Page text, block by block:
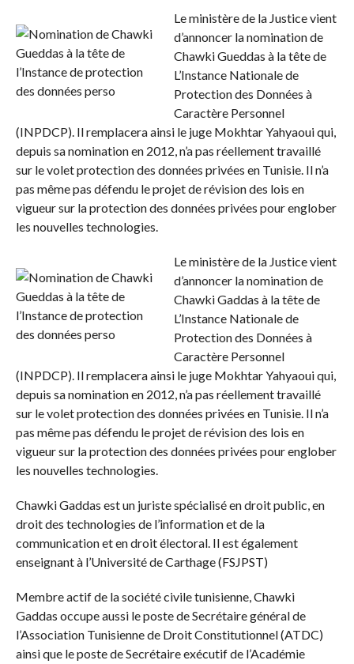
Le ministère de la Justice vient
d’annoncer la nomination de
Chawki Gueddas à la tête de
L’Instance Nationale de
Protection des Données à
Caractère Personnel
(INPDCP). Il remplacera ainsi le juge Mokhtar Yahyaoui qui,
depuis sa nomination en 2012, n’a pas réellement travaillé
sur le volet protection des données privées en Tunisie. Il n’a
pas même pas défendu le projet de révision des lois en
vigueur sur la protection des données privées pour englober
les nouvelles technologies.
Le ministère de la Justice vient
d’annoncer la nomination de
Chawki Gaddas à la tête de
L’Instance Nationale de
Protection des Données à
Caractère Personnel
(INPDCP). Il remplacera ainsi le juge Mokhtar Yahyaoui qui,
depuis sa nomination en 2012, n’a pas réellement travaillé
sur le volet protection des données privées en Tunisie. Il n’a
pas même pas défendu le projet de révision des lois en
vigueur sur la protection des données privées pour englober
les nouvelles technologies.
Chawki Gaddas est un juriste spécialisé en droit public, en
droit des technologies de l’information et de la
communication et en droit électoral. Il est également
enseignant à l’Université de Carthage (FSJPST)
Membre actif de la société civile tunisienne, Chawki
Gaddas occupe aussi le poste de Secrétaire général de
l’Association Tunisienne de Droit Constitutionnel (ATDC)
ainsi que le poste de Secrétaire exécutif de l’Académie